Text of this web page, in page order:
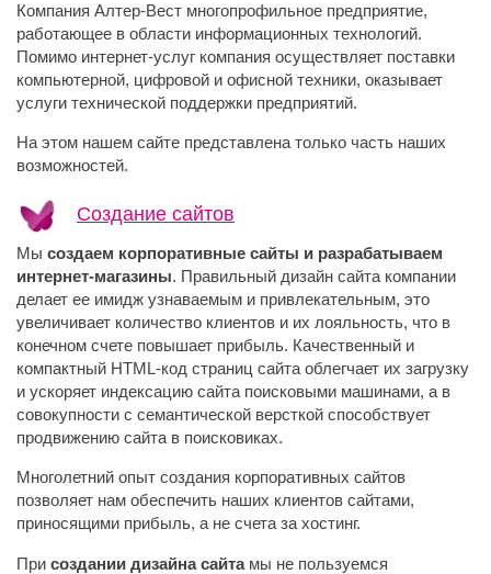
Компания Алтер-Вест многопрофильное предприятие,
работающее в области информационных технологий.
Помимо интернет-услуг компания осуществляет поставки
компьютерной, цифровой и офисной техники, оказывает
услуги технической поддержки предприятий.
На этом нашем сайте представлена только часть наших
возможностей.
Создание сайтов
Мы создаем корпоративные сайты и разрабатываем
интернет-магазины. Правильный дизайн сайта компании
делает ее имидж узнаваемым и привлекательным, это
увеличивает количество клиентов и их лояльность, что в
конечном счете повышает прибыль. Качественный и
компактный HTML-код страниц сайта облегчает их загрузку
и ускоряет индексацию сайта поисковыми машинами, а в
совокупности с семантической версткой способствует
продвижению сайта в поисковиках.
Многолетний опыт создания корпоративных сайтов
позволяет нам обеспечить наших клиентов сайтами,
приносящими прибыль, а не счета за хостинг.
При создании дизайна сайтамы не пользуемся